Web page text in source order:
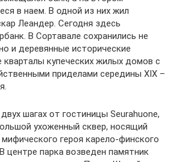
в наем. В одной из них жил
Леандер. Сегодня здесь
В Сортавале сохранились не
и деревянные исторические
купеческих жилых домов с
приделами середины XIX –
шагах от гостиницы Seurahuone,
ухоженный сквер, носящий
героя карело-финского
центре парка возведен памятник